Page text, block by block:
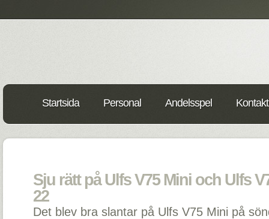
Startsida Personal Andelsspel
Sju rätt på Ulfs V75 Mini och Ulfs
22
Det blev bra slantar på Ulfs V75 Mini på